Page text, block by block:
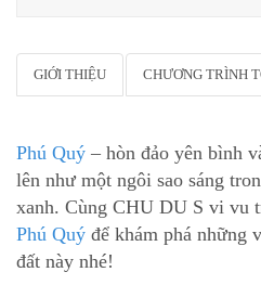
GIỚI THIỆU CHƯƠNG TRÌNH
Phú Quý – hòn đảo yên bình
lên như một ngôi sao sáng
xanh. Cùng CHU DU S vi vu
Phú Quý để khám phá những
đất này nhé!